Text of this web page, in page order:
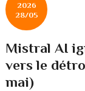
2026
28/05
Mistral AI
vers le
mai)